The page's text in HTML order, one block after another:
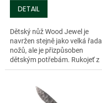
DETAIL
Dětský nůž Wood Jewel je
navržen stejně jako velká řada
nožů, ale je přizpůsoben
dětským potřebám. Rukojeť z
masurské břízy, kůže a...